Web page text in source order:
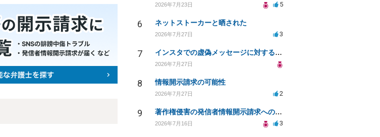
2026年7月23日 5
6 ネットストーカーと晒された
2026年7月27日 3
7 インスタでの虚偽メッセージに対する法的対応の必要性は？
2026年7月27日
8 情報開示請求の可能性
2026年7月27日 2
9 著作権侵害の発信者情報開示請求への対応策について相談
2026年7月16日 3